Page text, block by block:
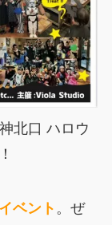
北口 ハロウ
ベント 。ぜ